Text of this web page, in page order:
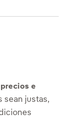
e
sean justas,